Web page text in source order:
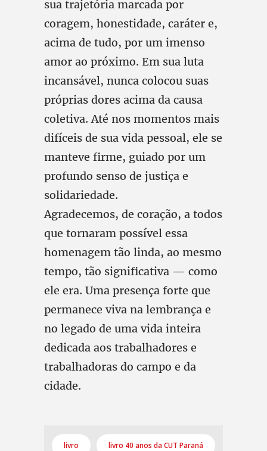
sua trajetória marcada por
coragem, honestidade, caráter e,
acima de tudo, por um imenso
amor ao próximo. Em sua luta
incansável, nunca colocou suas
próprias dores acima da causa
coletiva. Até nos momentos mais
difíceis de sua vida pessoal, ele se
manteve firme, guiado por um
profundo senso de justiça e
solidariedade.
Agradecemos, de coração, a todos
que tornaram possível essa
homenagem tão linda, ao mesmo
tempo, tão significativa — como
ele era. Uma presença forte que
permanece viva na lembrança e
no legado de uma vida inteira
dedicada aos trabalhadores e
trabalhadoras do campo e da
cidade.
livro livro 40 anos da CUT Paraná